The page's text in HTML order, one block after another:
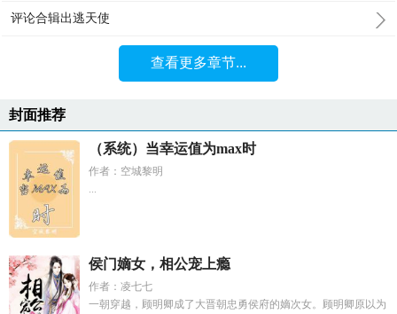
评论合辑出逃天使
查看更多章节...
封面推荐
（系统）当幸运值为max时
作者：空城黎明
...
侯门嫡女，相公宠上瘾
作者：凌七七
一朝穿越，顾明卿成了大晋朝忠勇侯府的嫡次女。顾明卿原以为